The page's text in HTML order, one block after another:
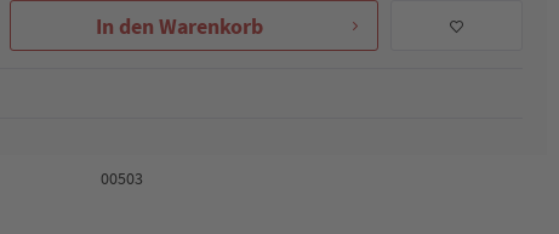
In den Warenkorb
00503